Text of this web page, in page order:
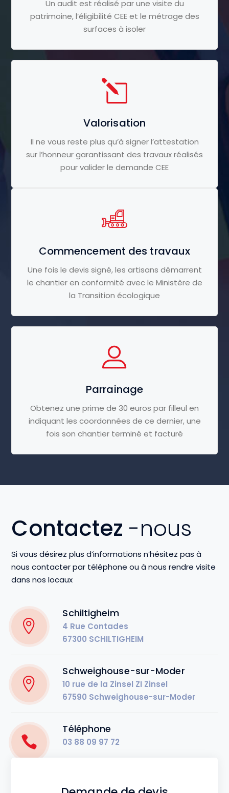
Un audit est réalisé par une visite du
patrimoine, l’éligibilité CEE et le métrage des
surfaces à isoler
Valorisation
Il ne vous reste plus qu’à signer l’attestation
sur l’honneur garantissant des travaux réalisés
pour valider le demande CEE
Commencement des travaux
Une fois le devis signé, les artisans démarrent
le chantier en conformité avec le Ministère de
la Transition écologique
Parrainage
Obtenez une prime de 30 euros par filleul en
indiquant les coordonnées de ce dernier, une
fois son chantier terminé et facturé
Contactez -nous
Si vous désirez plus d’informations n’hésitez pas à
nous contacter par téléphone ou à nous rendre visite
dans nos locaux
Schiltigheim
4 Rue Contades
67300 SCHILTIGHEIM
Schweighouse-sur-Moder
10 rue de la Zinsel ZI Zinsel
67590 Schweighouse-sur-Moder
Téléphone
03 88 09 97 72